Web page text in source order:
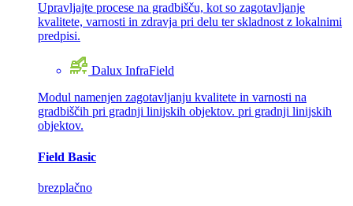
Upravljajte procese na gradbišču, kot so zagotavljanje
kvalitete, varnosti in zdravja pri delu ter skladnost z lokalnimi
predpisi.
Dalux InfraField
Modul namenjen zagotavljanju kvalitete in varnosti na
gradbiščih pri gradnji linijskih objektov. pri gradnji linijskih
objektov.
Field Basic
brezplačno